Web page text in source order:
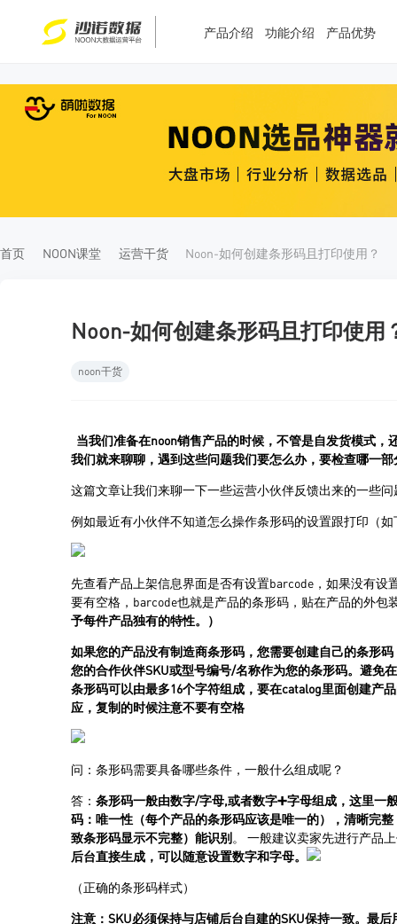
产品介绍 功能介绍 产品优势
首页 NOON课堂 运营干货 Noon-如何创建条形码且打印使用？
Noon-如何创建条形码且打印使用
noon干货